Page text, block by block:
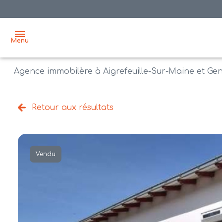
Menu
acheter
biens
vente
agences
Agence immobilère à Aigrefeuille-Sur-Maine et
Retour aux résultats
Vendu